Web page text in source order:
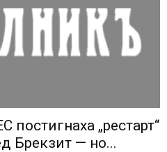
постигнаха „рестарт“
Брекзит — но...